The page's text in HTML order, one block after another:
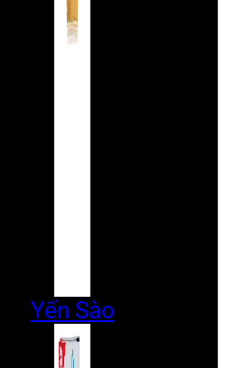
Yến Sào